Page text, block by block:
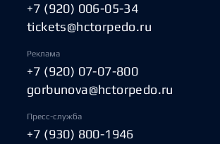
+7 (920) 006-05-34
tickets@hctorpedo.ru
Реклама
+7 (920) 07-07-800
gorbunova@hctorpedo.ru
Пресс-служба
+7 (930) 800-1946